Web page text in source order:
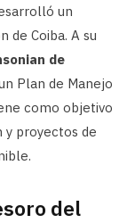
un
de Coiba. A su
de
Plan de Manejo
como objetivo
y proyectos de
del